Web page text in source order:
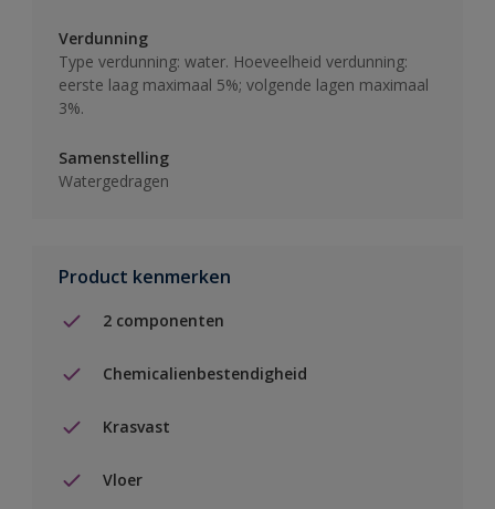
Verdunning
Type verdunning: water. Hoeveelheid verdunning:
eerste laag maximaal 5%; volgende lagen maximaal
3%.
Samenstelling
Watergedragen
Product kenmerken
2 componenten
Chemicalienbestendigheid
Krasvast
Vloer